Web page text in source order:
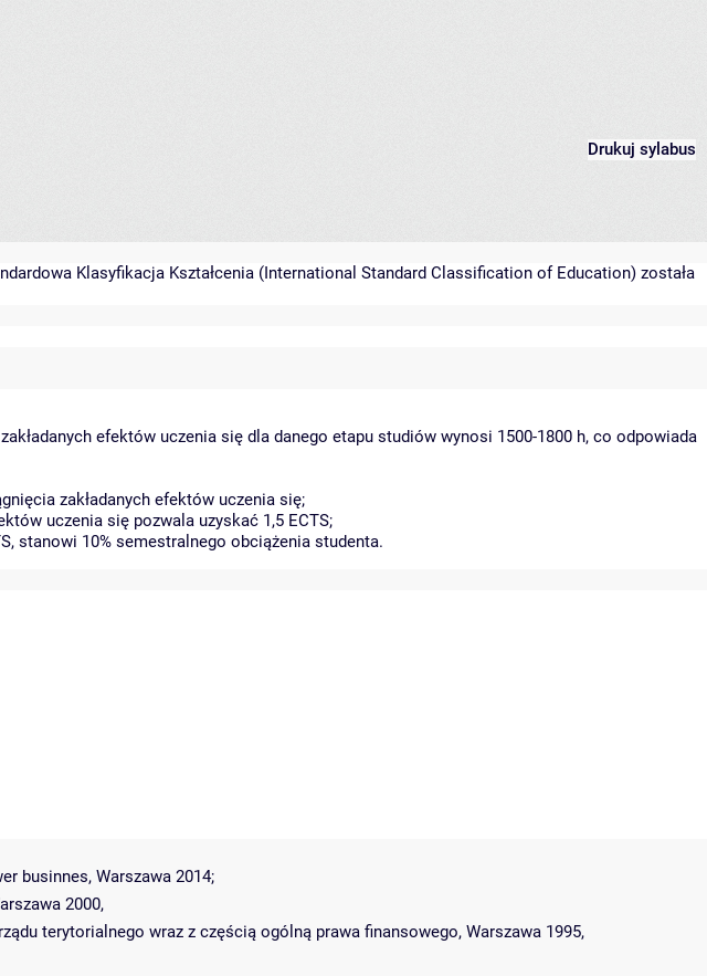
Drukuj sylabus
Klasyfikacja Kształcenia (International Standard Classification of Education) została
efektów uczenia się dla danego etapu studiów wynosi 1500-1800 h, co odpowiada
zakładanych efektów uczenia się;
uczenia się pozwala uzyskać 1,5 ECTS;
stanowi 10% semestralnego obciążenia studenta.
businnes, Warszawa 2014;
2000,
terytorialnego wraz z częścią ogólną prawa finansowego, Warszawa 1995,